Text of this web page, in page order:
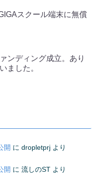
スクール端末に無償
ンディング成立。あり
ました。
開 に dropletprj より
開 に 流しのST より